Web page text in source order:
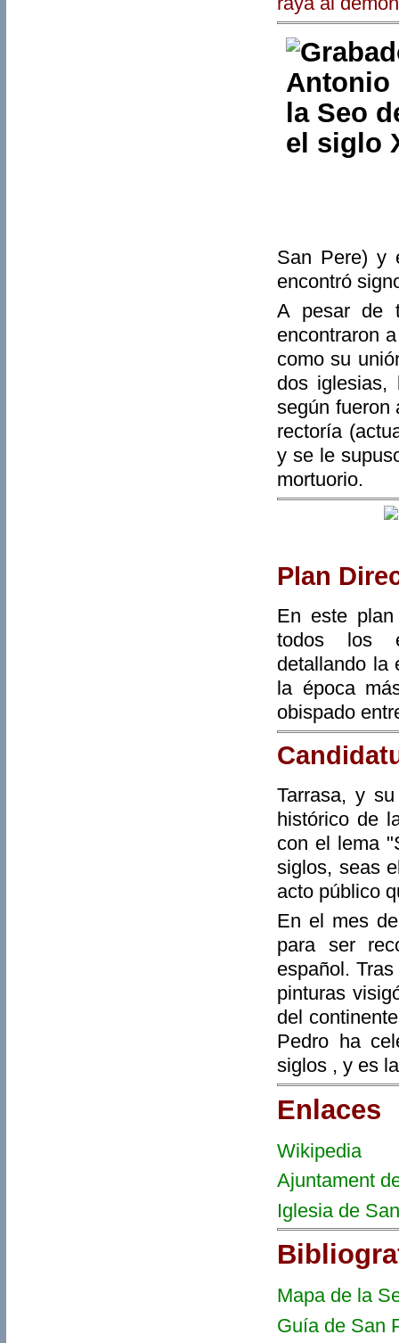
San Pere) y
encontró
A pesar de
encontraron
como su
dos iglesias,
según fueron
rectoría
y se le
mortuorio.
Plan
En este
todos los
detallando la
la época
obispado
Tarrasa, y
histórico de
con el lema
siglos, seas
acto público
En el mes
para ser
español.
pinturas
del
Pedro ha
siglos , y es
Enlaces
Wikipedia
Ajuntament
Iglesia de
Mapa de la
Guía de San